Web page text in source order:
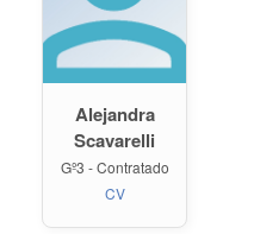
Alejandra
Scavarelli
Gº3 - Contratado
CV